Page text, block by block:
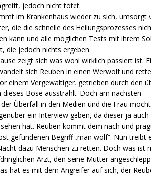
jedoch nicht tötet.
im Krankenhaus wieder zu sich, umsorgt
die die schnelle des Heilungsprozesses
kann und alle möglichen Tests mit ihrem
die jedoch nichts ergeben.
zeigt sich was wohl wirklich passiert ist.
sich Reuben in einen Werwolf und
einem Vergewaltiger, getrieben durch den
dieses Böse ausstrahlt. Doch am nächsten
Überfall in den Medien und die Frau
ein Interview geben, da dieser ja auch
hat. Reuben kommt dem nach und
gefundenen Begriff „man wolf“. Nun treibt
dazu Menschen zu retten. Doch was ist
Arzt, den seine Mutter
hat es mit dem Angreifer auf sich, der